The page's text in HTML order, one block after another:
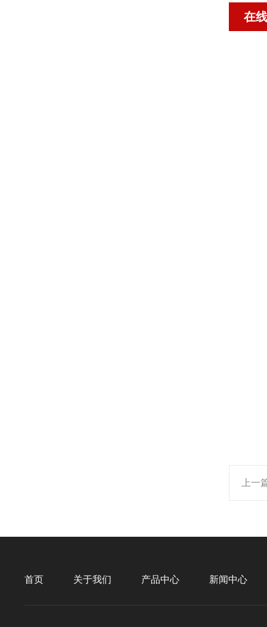
在
上一
首页 关于我们 产品中心 新闻中心